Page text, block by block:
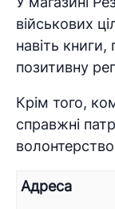
військових
навіть
позитивну
Крім того,
справжні
Адреса